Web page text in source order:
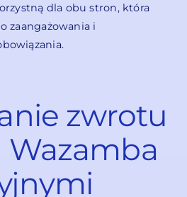
dla obu stron, która
zaangażowania i
zwrotu